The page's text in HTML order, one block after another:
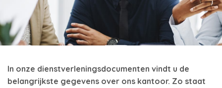
In onze dienstverleningsdocumenten vindt u de
belangrijkste gegevens over ons kantoor. Zo staat